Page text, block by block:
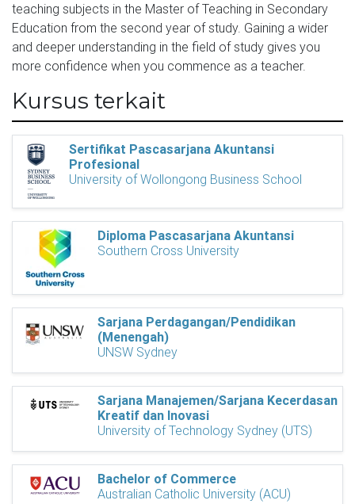
teaching subjects in the Master of Teaching in Secondary
Education from the second year of study. Gaining a wider
and deeper understanding in the field of study gives you
more confidence when you commence as a teacher.
Kursus terkait
Sertifikat Pascasarjana Akuntansi
Profesional
University of Wollongong Business School
Diploma Pascasarjana Akuntansi
Southern Cross University
Sarjana Perdagangan/Pendidikan
(Menengah)
UNSW Sydney
Sarjana Manajemen/Sarjana Kecerdasan
Kreatif dan Inovasi
University of Technology Sydney (UTS)
Bachelor of Commerce
Australian Catholic University (ACU)